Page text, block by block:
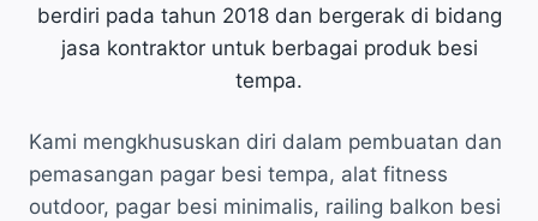
berdiri pada tahun 2018 dan bergerak di bidang
jasa kontraktor untuk berbagai produk besi
tempa.
Kami mengkhususkan diri dalam pembuatan dan
pemasangan pagar besi tempa, alat fitness
outdoor, pagar besi minimalis, railing balkon besi